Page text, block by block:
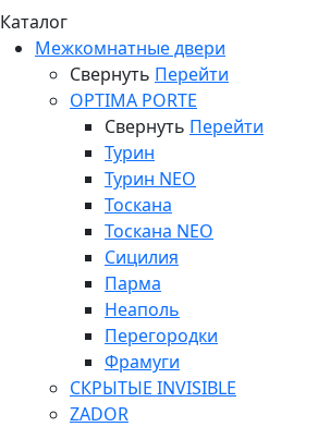
Каталог
Межкомнатные двери
Свернуть Перейти
OPTIMA PORTE
Свернуть Перейти
Турин
Турин NEO
Тоскана
Тоскана NEO
Сицилия
Парма
Неаполь
Перегородки
Фрамуги
СКРЫТЫЕ INVISIBLE
ZADOR